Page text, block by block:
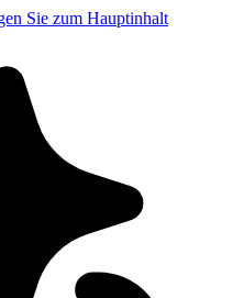
Sie zum Hauptinhalt